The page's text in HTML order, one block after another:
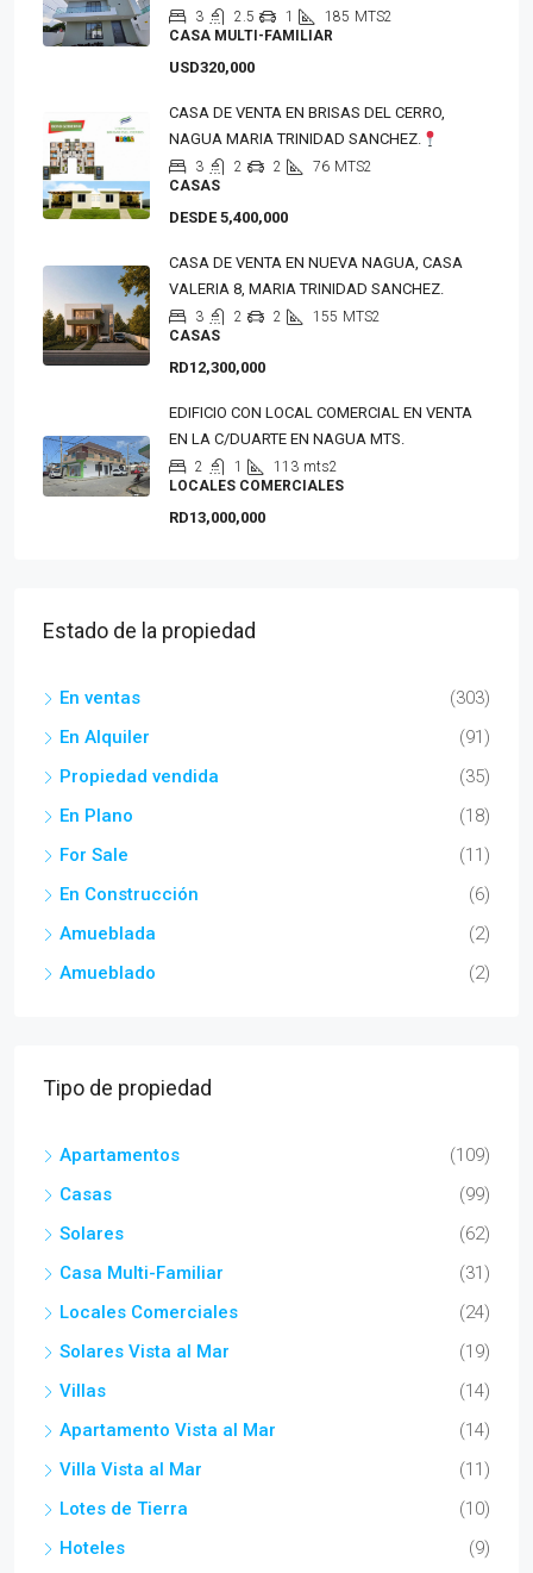
3 2.5 1 185 MTS2
CASA MULTI-FAMILIAR
USD320,000
CASA DE VENTA EN BRISAS DEL CERRO,
NAGUA MARIA TRINIDAD SANCHEZ.
3 2 2 76 MTS2
CASAS
DESDE 5,400,000
CASA DE VENTA EN NUEVA NAGUA, CASA
VALERIA 8, MARIA TRINIDAD SANCHEZ.
3 2 2 155 MTS2
CASAS
RD12,300,000
EDIFICIO CON LOCAL COMERCIAL EN VENTA
EN LA C/DUARTE EN NAGUA MTS.
2 1 113 mts2
LOCALES COMERCIALES
RD13,000,000
Estado de la propiedad
En ventas
(303)
En Alquiler
(91)
Propiedad vendida
(35)
En Plano
(18)
For Sale
(11)
En Construcción
(6)
Amueblada
(2)
Amueblado
(2)
Tipo de propiedad
Apartamentos
(109)
Casas
(99)
Solares
(62)
Casa Multi-Familiar
(31)
Locales Comerciales
(24)
Solares Vista al Mar
(19)
Villas
(14)
Apartamento Vista al Mar
(14)
Villa Vista al Mar
(11)
Lotes de Tierra
(10)
Hoteles
(9)